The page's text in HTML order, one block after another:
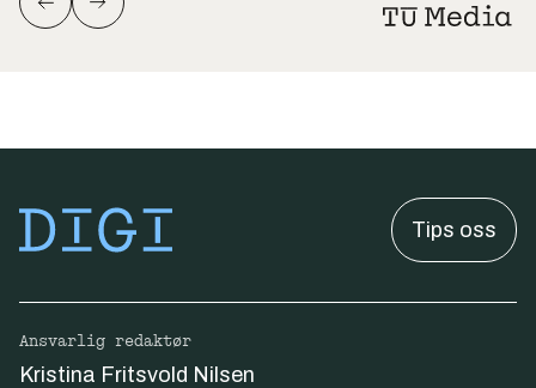
Tips oss
Ansvarlig redaktør
Kristina Fritsvold Nilsen